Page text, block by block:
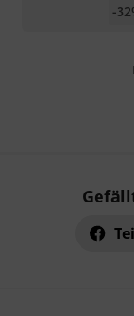
-